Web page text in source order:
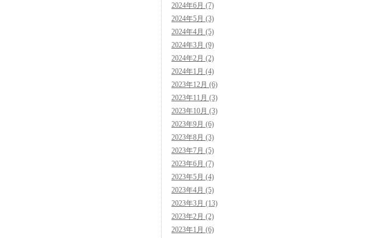
2024年6月 (7)
2024年5月 (3)
2024年4月 (5)
2024年3月 (9)
2024年2月 (2)
2024年1月 (4)
2023年12月 (6)
2023年11月 (3)
2023年10月 (3)
2023年9月 (6)
2023年8月 (3)
2023年7月 (5)
2023年6月 (7)
2023年5月 (4)
2023年4月 (5)
2023年3月 (13)
2023年2月 (2)
2023年1月 (6)